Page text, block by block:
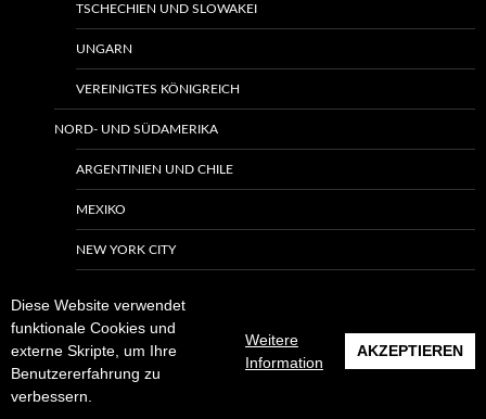
Diese Website verwendet
funktionale Cookies und
externe Skripte, um Ihre
Benutzererfahrung zu
verbessern.
Weitere
Information
AKZEPTIEREN
TSCHECHIEN UND SLOWAKEI
UNGARN
VEREINIGTES KÖNIGREICH
NORD- UND SÜDAMERIKA
ARGENTINIEN UND CHILE
MEXIKO
NEW YORK CITY
ANDERE ORTE
BERGE